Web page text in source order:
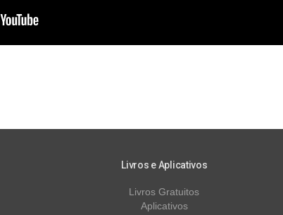
Livros e Aplicativos
Livros Gratuitos
Aplicativos